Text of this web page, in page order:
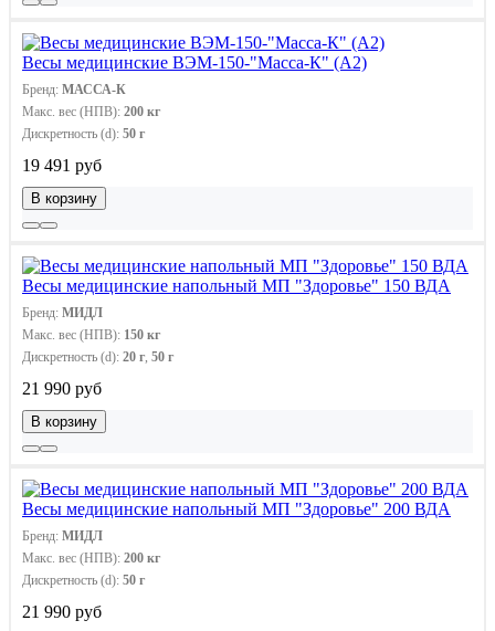
Весы медицинские ВЭМ-150-"Масса-К" (А2)
Бренд: МАССА-К
Макс. вес (НПВ): 200 кг
Дискретность (d): 50 г
19 491 руб
В корзину
Весы медицинские напольный МП "Здоровье" 150 ВДА
Бренд: МИДЛ
Макс. вес (НПВ): 150 кг
Дискретность (d): 20 г, 50 г
21 990 руб
В корзину
Весы медицинские напольный МП "Здоровье" 200 ВДА
Бренд: МИДЛ
Макс. вес (НПВ): 200 кг
Дискретность (d): 50 г
21 990 руб